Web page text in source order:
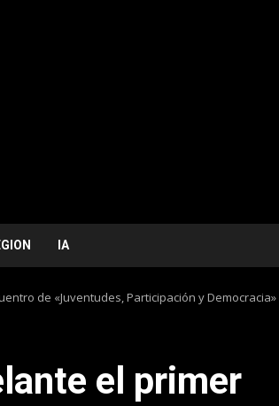
IA
de «Juventudes, Participación y Democracia»
el primer